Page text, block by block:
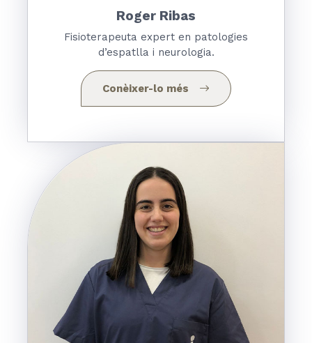
Roger Ribas
Fisioterapeuta expert en patologies
d’espatlla i neurologia.
Conèixer-lo més